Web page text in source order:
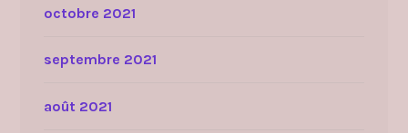
octobre 2021
septembre 2021
août 2021